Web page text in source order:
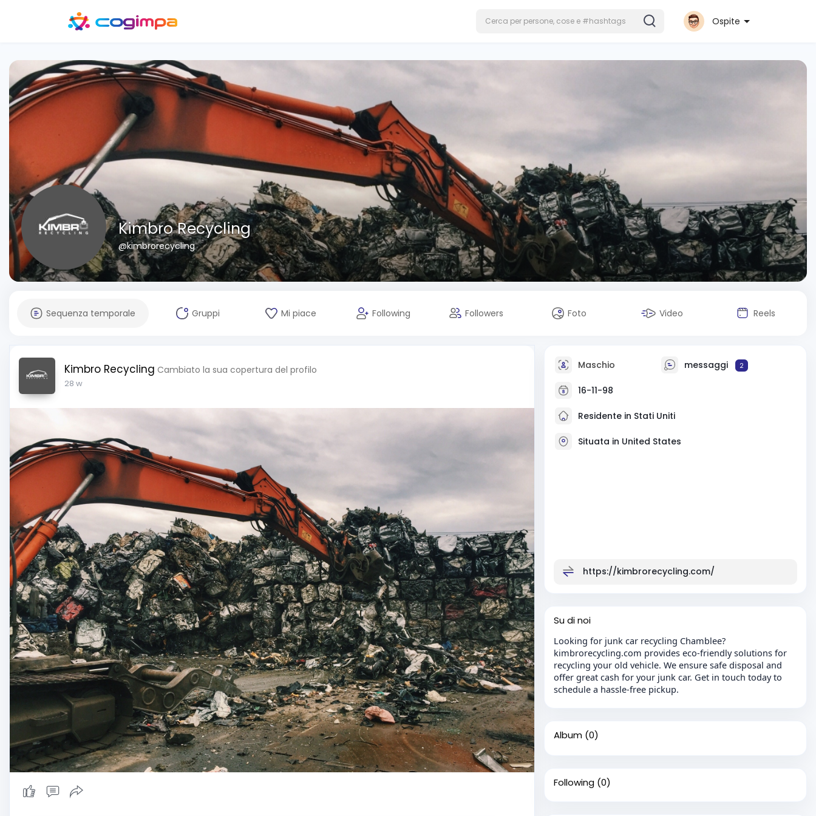
Ospite
Kimbro Recycling
@kimbrorecycling
Sequenza temporale Gruppi Mi piace Following Followers Foto Video Reels
Kimbro Recycling Cambiato la sua copertura del profilo
28 w
Maschio messaggi 2
16-11-98
Residente in Stati Uniti
Situata in United States
https://kimbrorecycling.com/
Su di noi
Looking for junk car recycling Chamblee?
kimbrorecycling.com provides eco-friendly solutions for
recycling your old vehicle. We ensure safe disposal and
offer great cash for your junk car. Get in touch today to
schedule a hassle-free pickup.
Album (0)
Following (0)